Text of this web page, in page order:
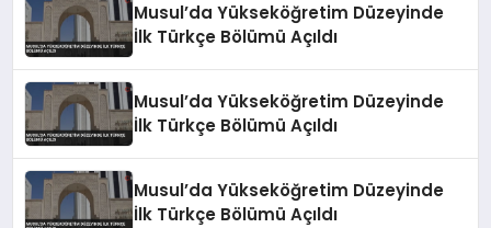
Musul’da Yükseköğretim Düzeyinde
İlk Türkçe Bölümü Açıldı
Musul’da Yükseköğretim Düzeyinde
İlk Türkçe Bölümü Açıldı
Musul’da Yükseköğretim Düzeyinde
İlk Türkçe Bölümü Açıldı